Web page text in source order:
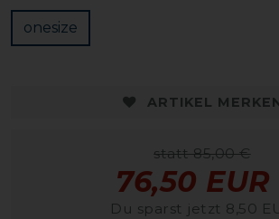
onesize
ARTIKEL
statt 85,00 €
76,50 EUR
Du sparst jetzt 8,50